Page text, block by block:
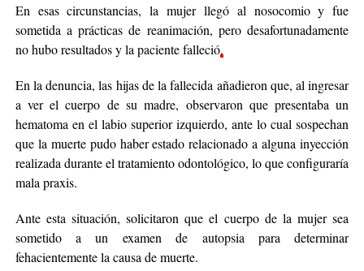
En esas circunstancias, la mujer llegó al nosocomio y fue
sometida a prácticas de reanimación, pero desafortunadamente
no hubo resultados y la paciente falleció.
En la denuncia, las hijas de la fallecida añadieron que, al ingresar
a ver el cuerpo de su madre, observaron que presentaba un
hematoma en el labio superior izquierdo, ante lo cual sospechan
que la muerte pudo haber estado relacionado a alguna inyección
realizada durante el tratamiento odontológico, lo que configuraría
mala praxis.
Ante esta situación, solicitaron que el cuerpo de la mujer sea
sometido a un examen de autopsia para determinar
fehacientemente la causa de muerte.